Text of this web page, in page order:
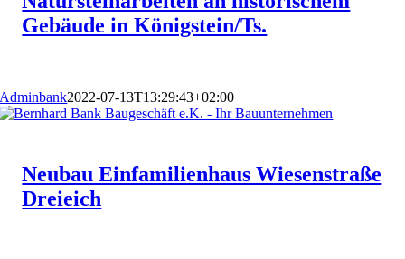
Gebäude in Königstein/Ts.
Adminbank2022-07-13T13:29:43+02:00
Neubau Einfamilienhaus Wiesenstraße
Dreieich